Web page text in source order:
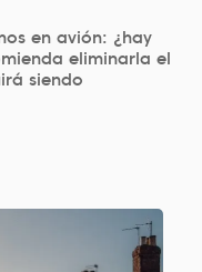
en avión: ¿hay
eliminarla el
siendo